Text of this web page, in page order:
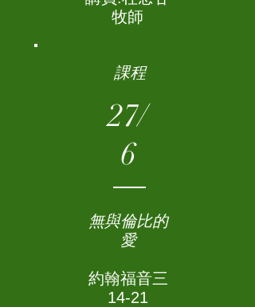
牧師
課程
27/
6
無與倫比的
愛
約翰福音三
14-21